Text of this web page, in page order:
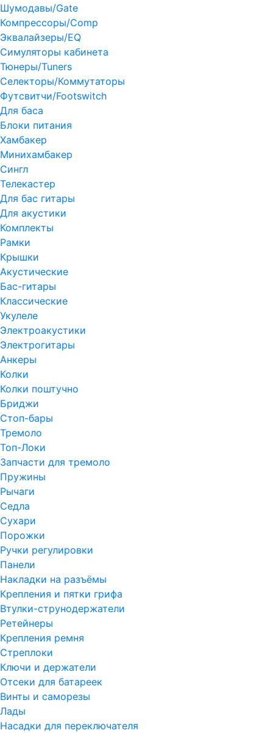
Шумодавы/Gate
Компрессоры/Comp
Эквалайзеры/EQ
Симуляторы кабинета
Тюнеры/Tuners
Селекторы/Коммутаторы
Футсвитчи/Footswitch
Для баса
Блоки питания
Хамбакер
Минихамбакер
Сингл
Телекастер
Для бас гитары
Для акустики
Комплекты
Рамки
Крышки
Акустические
Бас-гитары
Классические
Укулеле
Электроакустики
Электрогитары
Анкеры
Колки
Колки поштучно
Бриджи
Стоп-бары
Тремоло
Топ-Локи
Запчасти для тремоло
Пружины
Рычаги
Седла
Сухари
Порожки
Ручки регулировки
Панели
Накладки на разъёмы
Крепления и пятки грифа
Втулки-струнодержатели
Ретейнеры
Крепления ремня
Стреплоки
Ключи и держатели
Отсеки для батареек
Винты и саморезы
Лады
Насадки для переключателя